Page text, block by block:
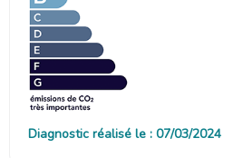
Diagnostic réalisé le : 07/03/2024